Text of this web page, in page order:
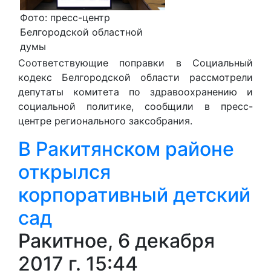
Фото: пресс-центр
Белгородской областной
думы
Соответствующие поправки в Социальный
кодекс Белгородской области рассмотрели
депутаты комитета по здравоохранению и
социальной политике, сообщили в пресс-
центре регионального заксобрания.
В Ракитянском районе
открылся
корпоративный детский
сад
Ракитное, 6 декабря
2017 г. 15:44